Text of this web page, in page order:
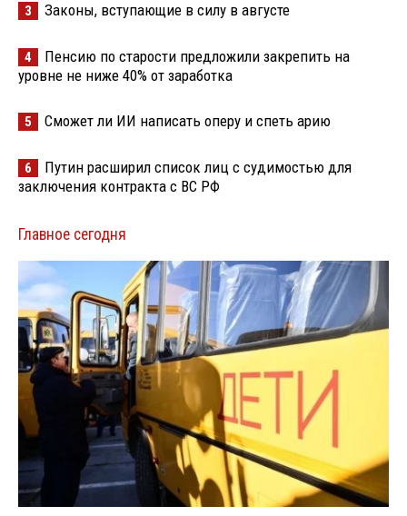
3 Законы, вступающие в силу в августе
4
Пенсию по старости предложили закрепить на
уровне не ниже 40% от заработка
5 Сможет ли ИИ написать оперу и спеть арию
6
Путин расширил список лиц с судимостью для
заключения контракта с ВС РФ
Главное сегодня